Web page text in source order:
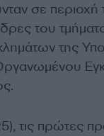
σε περιοχή
του
της
τις πρώτες